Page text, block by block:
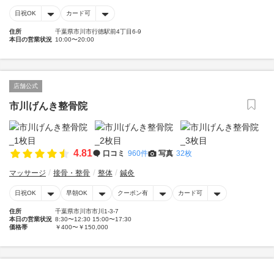
日祝OK カード可
住所
千葉県市川市行徳駅前4丁目6-9
本日の営業状況 10:00〜20:00
店舗公式
市川げんき整骨院
4.81 口コミ 960件 写真 32枚
マッサージ 接骨・整骨 整体 鍼灸
日祝OK 早朝OK クーポン有 カード可
住所
千葉県市川市市川1-3-7
本日の営業状況 8:30〜12:30 15:00〜17:30
価格帯
￥400〜￥150,000